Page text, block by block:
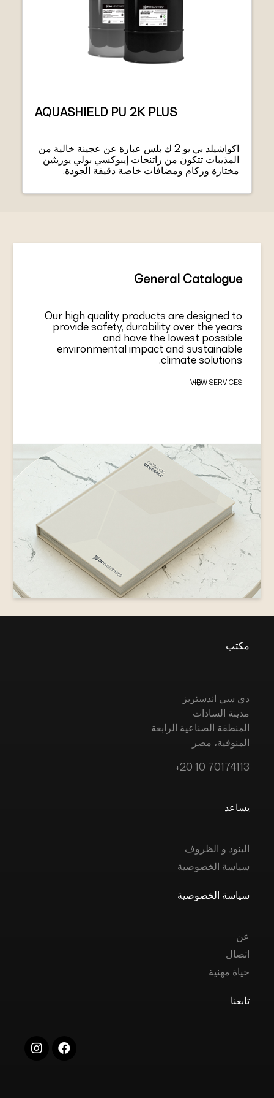
AQUASHIELD PU 2K PLUS
اكواشيلد بي يو 2 ك بلس عبارة عن عجينة خالية من
المذيبات تتكون من راتنجات إيبوكسي بولي يوريثين
مختارة وركام ومضافات خاصة دقيقة الجودة.
General Catalogue
Our high quality products are designed to
provide safety, durability over the years
and have the lowest possible
environmental impact and sustainable
climate solutions.
VIEW SERVICES
مكتب
دي سي اندستريز
مدينة السادات
المنطقة الصناعية الرابعة
المنوفية، مصر
+20 10 70174113
يساعد
البنود و الظروف
سياسة الخصوصية
سياسة الخصوصية
عن
اتصال
حياة مهنية
تابعنا